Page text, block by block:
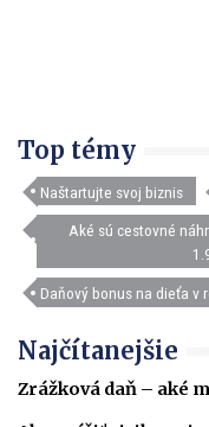
Top témy
Naštartujte svoj biznis
Aké sú cestovné
Daňový bonus na dieťa v
Najčítanejšie
Zrážková daň – aké